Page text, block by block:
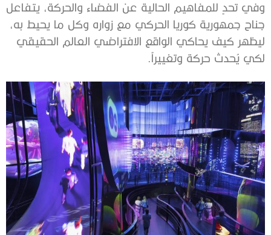
وفي تحدٍ للمفاهيم الحالية عن الفضاء والحركة، يتفاعل
جناح جمهورية كوريا الحركي مع زواره وكل ما يحيط به،
ليظهر كيف يحاكي الواقع الافتراضي العالم الحقيقي
لكي يُحدث حركة وتغييراً.